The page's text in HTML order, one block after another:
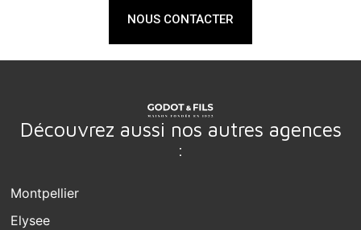
NOUS CONTACTER
Découvrez aussi nos autres agences
:
Montpellier
Elysee